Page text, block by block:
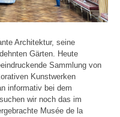
Architektur, seine
Gärten. Heute
Sammlung von
Kunstwerken
informativ bei dem
wir noch das im
Musée de la